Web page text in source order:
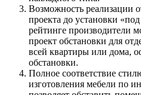
Возможность реализации
проекта до установки
рейтинге производители
проект обстановки для
всей квартиры или дома,
обстановки.
Полное соответствие
изготовления мебели по